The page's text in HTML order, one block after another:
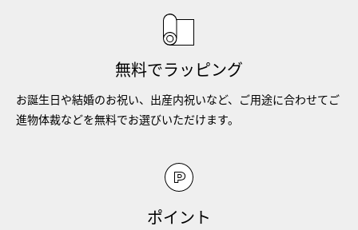
無料でラッピング
お誕生日や結婚のお祝い、出産内祝いなど、ご用途に合わせてご
進物体裁などを無料でお選びいただけます。
ポイント